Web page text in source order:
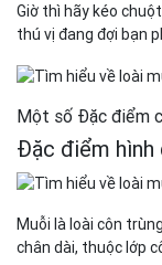
Giờ thì hãy kéo
thú vị đang đợi bạn
Một số Đặc điểm
Đặc điểm hình
Muỗi là loài côn
chân dài, thuộc lớp